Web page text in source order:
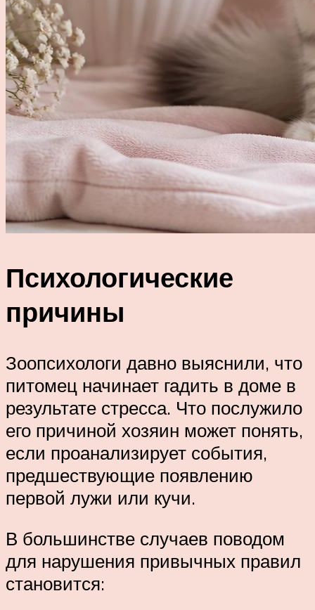
Психологические
причины
Зоопсихологи давно выяснили, что
питомец начинает гадить в доме в
результате стресса. Что послужило
его причиной хозяин может понять,
если проанализирует события,
предшествующие появлению
первой лужи или кучи.
В большинстве случаев поводом
для нарушения привычных правил
становится: